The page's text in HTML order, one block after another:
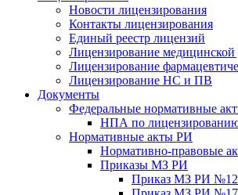
Новости лицензирования
Контакты лицензирования
Единый реестр лицензий
Лицензирование медицинской
Лицензирование
Лицензирование НС и ПВ
Документы
Федеральные нормативные
НПА по
Нормативные акты РИ
Нормативно-правовые
Приказы МЗ РИ
Приказ МЗ РИ